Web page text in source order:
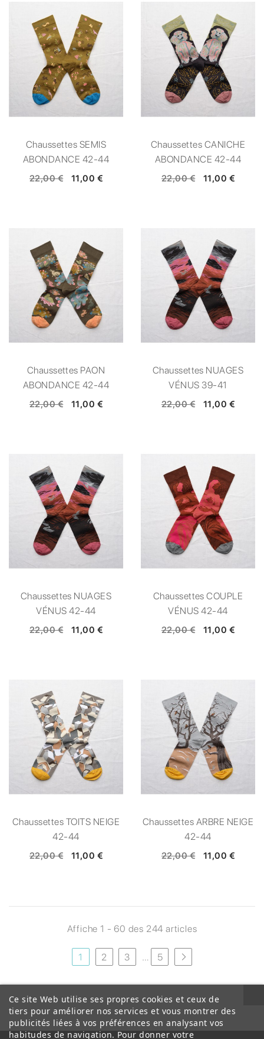
Chaussettes SEMIS
ABONDANCE 42-44
22,00 € 11,00 €
Chaussettes CANICHE
ABONDANCE 42-44
22,00 € 11,00 €
Chaussettes PAON
ABONDANCE 42-44
22,00 € 11,00 €
Chaussettes NUAGES
VÉNUS 39-41
22,00 € 11,00 €
Chaussettes NUAGES
VÉNUS 42-44
22,00 € 11,00 €
Chaussettes COUPLE
VÉNUS 42-44
22,00 € 11,00 €
Chaussettes TOITS NEIGE
42-44
22,00 € 11,00 €
Chaussettes ARBRE NEIGE
42-44
22,00 € 11,00 €
Affiche 1 - 60 des 244 articles
1 2 3 … 5
Ce site Web utilise ses propres cookies et ceux de
tiers pour améliorer nos services et vous montrer des
publicités liées à vos préférences en analysant vos
habitudes de navigation. Pour donner votre